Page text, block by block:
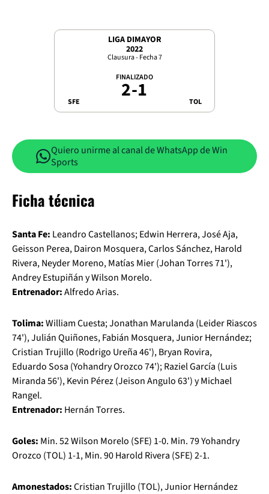
LIGA DIMAYOR
2022
Clausura - Fecha 7
SFE
FINALIZADO
2-1 TOL
Quiero unirme al canal de WhatsApp de Win
Sports
Ficha técnica
Santa Fe: Leandro Castellanos; Edwin Herrera, José Aja,
Geisson Perea, Dairon Mosquera, Carlos Sánchez, Harold
Rivera, Neyder Moreno, Matías Mier (Johan Torres 71'),
Andrey Estupiñán y Wilson Morelo.
Entrenador:Alfredo Arias.
Tolima:William Cuesta; Jonathan Marulanda (Leider Riascos
74'), Julián Quiñones, Fabián Mosquera, Junior Hernández;
Cristian Trujillo (Rodrigo Ureña 46'), Bryan Rovira,
Eduardo Sosa (Yohandry Orozco 74'); Raziel García (Luis
Miranda 56'), Kevin Pérez (Jeison Angulo 63') y Michael
Rangel.
Entrenador: Hernán Torres.
Goles: Min. 52 Wilson Morelo (SFE) 1-0. Min. 79 Yohandry
Orozco (TOL) 1-1, Min. 90 Harold Rivera (SFE) 2-1.
Amonestados:Cristian Trujillo (TOL), Junior Hernández